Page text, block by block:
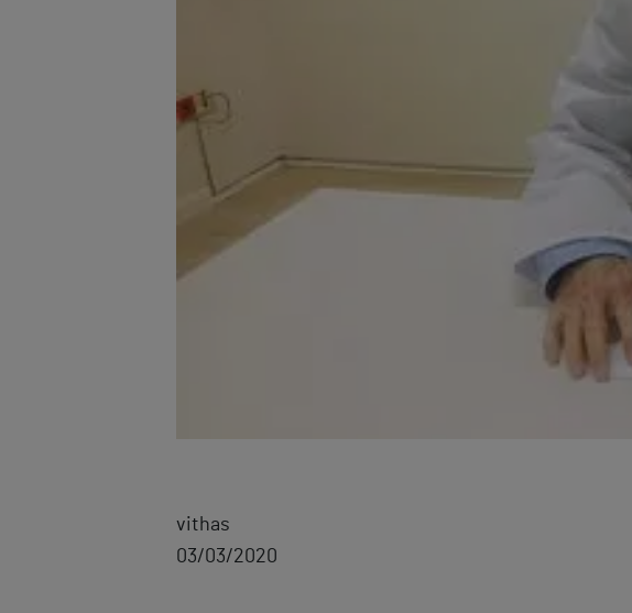
vithas
03/03/2020